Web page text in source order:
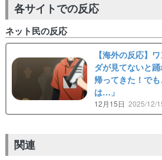
各サイトでの反応
ネット民の反応
【海外の反応】
ダが見てないと
帰ってきた！で
は…」
12月15日 2025/12/
関連